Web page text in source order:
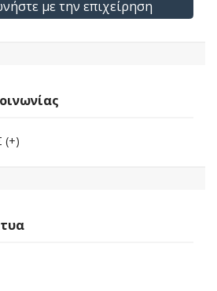
με την επιχείρηση
(+)